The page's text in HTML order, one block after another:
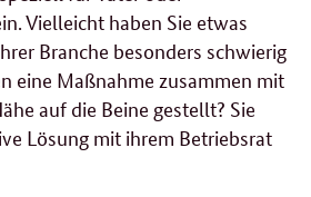
Vielleicht haben Sie etwas
Branche besonders schwierig
eine Maßnahme zusammen mit
auf die Beine gestellt? Sie
Lösung mit ihrem Betriebsrat